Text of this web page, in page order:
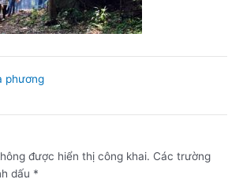
phương
được hiển thị công khai. Các trường
dấu *